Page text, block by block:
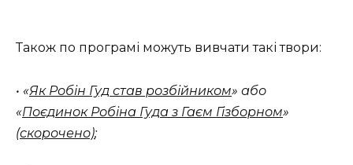
Також по програмі можуть вивчати такі твори:
• «Як Робін Гуд став розбійником» або
«Поєдинок Робіна Гуда з Гаєм Гізборном»
(скорочено);